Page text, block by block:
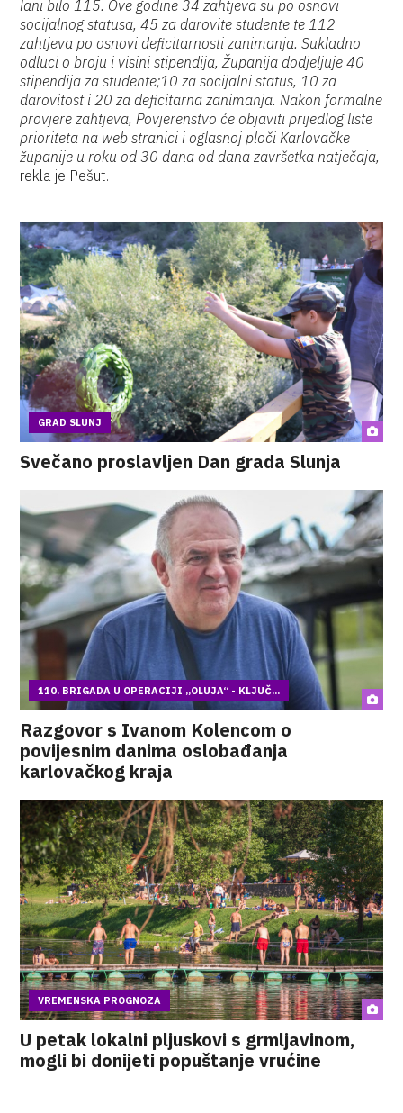
lani bilo 115. Ove godine 34 zahtjeva su po osnovi
socijalnog statusa, 45 za darovite studente te 112
zahtjeva po osnovi deficitarnosti zanimanja. Sukladno
odluci o broju i visini stipendija, Županija dodjeljuje 40
stipendija za studente;10 za socijalni status, 10 za
darovitost i 20 za deficitarna zanimanja. Nakon formalne
provjere zahtjeva, Povjerenstvo će objaviti prijedlog liste
prioriteta na web stranici i oglasnoj ploči Karlovačke
županije u roku od 30 dana od dana završetka natječaja,
rekla je Pešut.
GRAD SLUNJ
Svečano proslavljen Dan grada Slunja
110. BRIGADA U OPERACIJI „OLUJA“ - KLJUČ...
Razgovor s Ivanom Kolencom o
povijesnim danima oslobađanja
karlovačkog kraja
VREMENSKA PROGNOZA
U petak lokalni pljuskovi s grmljavinom,
mogli bi donijeti popuštanje vrućine